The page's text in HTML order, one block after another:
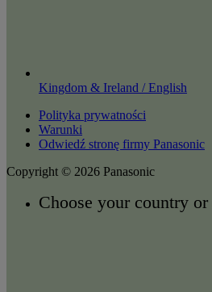
Kingdom & Ireland / English
Polityka prywatności
Warunki
Odwiedź stronę firmy Panasonic
Copyright © 2026 Panasonic
Choose your country or